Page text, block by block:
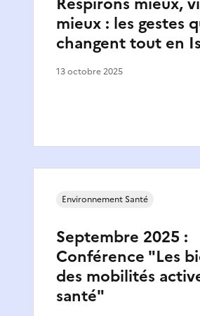
mieux : les gestes
changent tout en
13 octobre 2025
Septembre 2025 :
Conférence "Les
des mobilités
santé"
Environnement Santé